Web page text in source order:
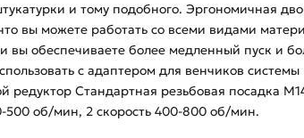
и тому подобного. Эргономичная
вы можете работать со всеми видами
вы обеспечиваете более медленный пуск и
с адаптером для венчиков
редуктор Стандартная резьбовая посадка
об/мин, 2 скорость 400-800 об/мин.